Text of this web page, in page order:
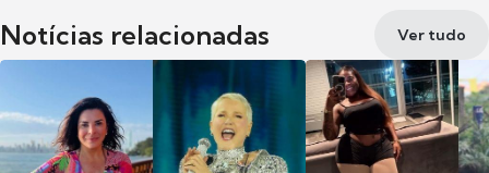
Notícias relacionadas Ver tudo